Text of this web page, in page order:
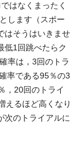
はなくまったく
します（スポー
はそうはいきませ
低1回跳べたらク
率は，3回のトラ
率である95％の3
，20回のトライ
えるほど高くなり
次のトライアルに